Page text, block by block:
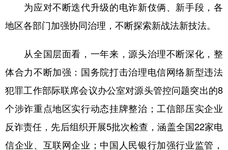
为应对不断迭代升级的电诈新伎俩、新手段，各
地区各部门加强协同治理，不断探索新战法新技法。
从全国层面看，一年来，源头治理不断深化，整
体合力不断加强：国务院打击治理电信网络新型违法
犯罪工作部际联席会议办公室对源头管控问题突出的8
个涉诈重点地区实行动态挂牌整治；工信部压实企业
反诈责任，先后组织开展5批次检查，涵盖全国22家电
信企业、互联网企业；中国人民银行加强行业监管，